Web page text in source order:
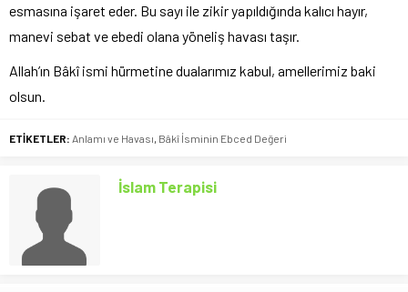
esmasına işaret eder. Bu sayı ile zikir yapıldığında kalıcı hayır,
manevi sebat ve ebedi olana yöneliş havası taşır.
Allah’ın Bâkî ismi hürmetine dualarımız kabul, amellerimiz baki
olsun.
ETİKETLER: Anlamı ve Havası Bâkî İsminin Ebced Değeri
İslam Terapisi